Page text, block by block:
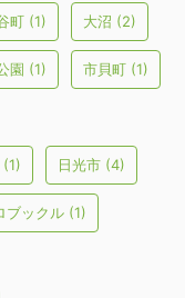
町 (1) 大沼 (2)
園 (1) 市貝町 (1)
(1) 日光市 (4)
ブックル (1)